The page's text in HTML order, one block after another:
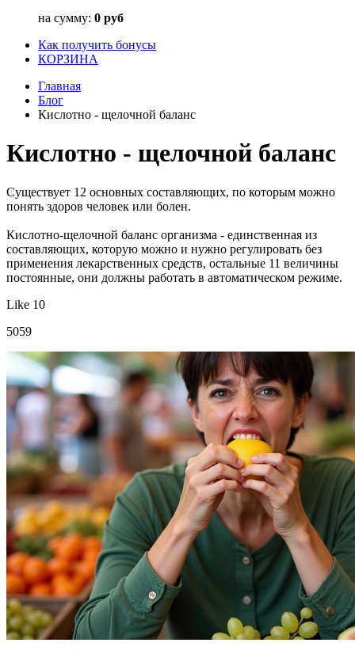
на сумму: 0 руб
Как получить бонусы
КОРЗИНА
Главная
Блог
Кислотно - щелочной баланс
Кислотно - щелочной баланс
Существует 12 основных составляющих, по которым можно
понять здоров человек или болен.
Кислотно-щелочной баланс организма - единственная из
составляющих, которую можно и нужно регулировать без
применения лекарственных средств, остальные 11 величины
постоянные, они должны работать в автоматическом режиме.
Like 10
5059